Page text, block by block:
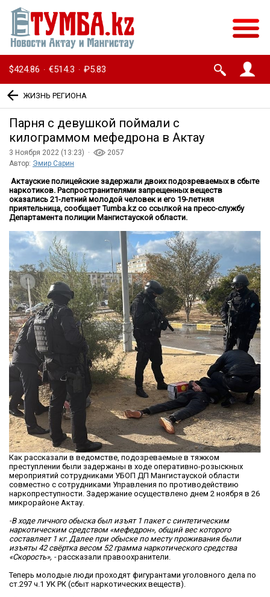
$424.86 · €514.3 · ₽5.83
ЖИЗНЬ РЕГИОНА
Парня с девушкой поймали с
килограммом мефедрона в Актау
3 Ноября 2022 (13:23) ·
2057
Автор: Эмир Сарин
Актауские полицейские задержали двоих подозреваемых в сбыте
наркотиков. Распространителями запрещенных веществ
оказались 21-летний молодой человек и его 19-летняя
приятельница, сообщает Tumba.kz со ссылкой на пресс-службу
Департамента полиции Мангистауской области.
Как рассказали в ведомстве, подозреваемые в тяжком
преступлении были задержаны в ходе оперативно-розыскных
мероприятий сотрудниками УБОП ДП Мангистауской области
совместно с сотрудниками Управления по противодействию
наркопреступности. Задержание осуществлено днем 2 ноября в 26
микрорайоне Актау.
-В ходе личного обыска был изъят 1 пакет с синтетическим
наркотическим средством «мефедрон», общий вес которого
составляет 1 кг. Далее при обыске по месту проживания были
изъяты 42 свёртка весом 52 грамма наркотического средства
«Скорость», -рассказали правоохранители.
Теперь молодые люди проходят фигурантами уголовного дела по
ст.297 ч.1 УК РК (сбыт наркотических веществ).